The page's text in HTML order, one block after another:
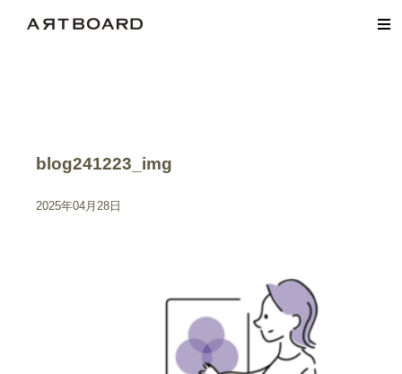
blog241223_img
2025年04月28日